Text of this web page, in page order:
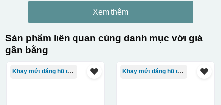
Xem thêm
Sản phẩm liên quan cùng danh mục với giá
gần bằng
Khay mứt dáng hũ tròn Khay mứt dáng hũ tròn